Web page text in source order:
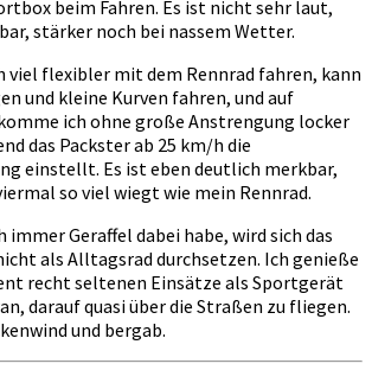
beim Fahren. Es ist nicht sehr laut,
stärker noch bei nassem Wetter.
viel flexibler mit dem Rennrad fahren, kann
und kleine Kurven fahren, und auf
ich ohne große Anstrengung locker
das Packster ab 25 km/h die
einstellt. Es ist eben deutlich merkbar,
so viel wiegt wie mein Rennrad.
immer Geraffel dabei habe, wird sich das
als Alltagsrad durchsetzen. Ich genieße
recht seltenen Einsätze als Sportgerät
darauf quasi über die Straßen zu fliegen.
und bergab.